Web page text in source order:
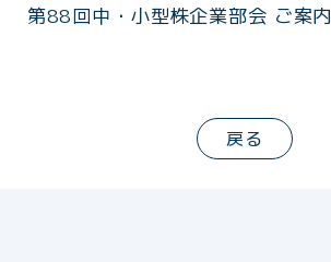
第88回中・小型株企業部会 ご案内
戻る